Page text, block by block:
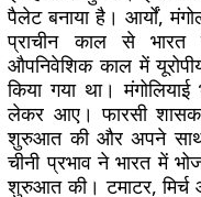
पैलेट बनाया है। आर्यों,
प्राचीन काल से
औपनिवेशिक काल में
किया गया था।
लेकर आए। फारसी शासक
शुरुआत की और अपने साथ
चीनी प्रभाव ने भारत में
शुरुआत की। टमाटर, मिर्च